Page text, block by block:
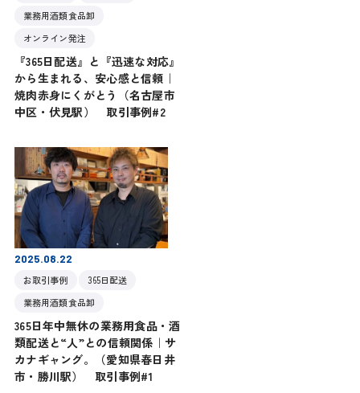
業務用酒類食品卸
オンライン発注
『365日配送』と『迅速な対応』
から生まれる、安心感と信頼｜
焼肉赤身にくがとう（名古屋市
中区・伏見駅） 取引事例#2
2025.08.22
お取引事例
365日配送
業務用酒類食品卸
365日年中無休の業務用食品・酒
類配送と“人”との信頼関係｜サ
カナギャング。（愛知県春日井
市・勝川駅） 取引事例#1